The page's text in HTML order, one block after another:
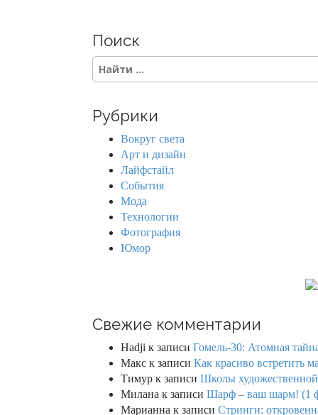
Поиск
S
e
c
Рубрики
Вокруг света
Арт и дизайн
Лайфстайл
События
Мода
Технологии
Фотография
Юмор
Свежие комментарии
Hadji к записи Гомель-30: Атомная
Макс к записи Как красиво встретить
Тимур к записи Школы
Милана к записи Шарф – ваш шарм! (1
Марианна к записи Стринги: